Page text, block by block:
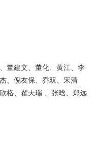
董建文、董化、黄江、李
、倪友保、乔双、宋清
格、翟天瑞 、张晗、郑远